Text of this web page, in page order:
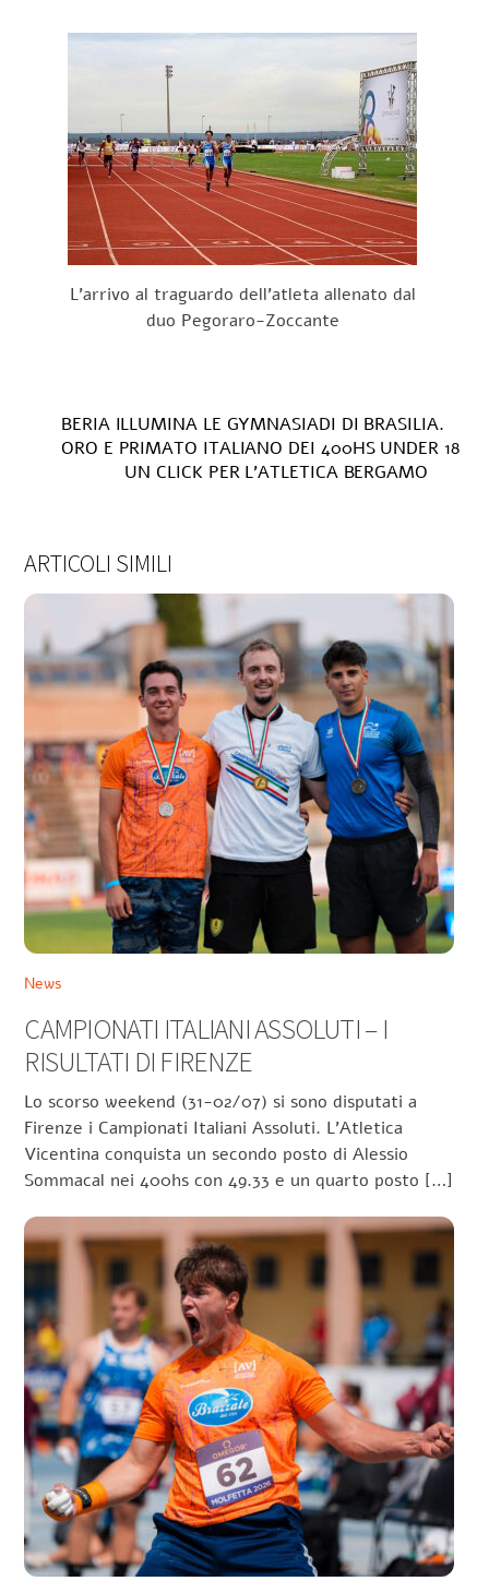
L’arrivo al traguardo dell’atleta allenato dal
duo Pegoraro-Zoccante
BERIA ILLUMINA LE GYMNASIADI DI BRASILIA.
ORO E PRIMATO ITALIANO DEI 400HS UNDER 18
UN CLICK PER L’ATLETICA BERGAMO
ARTICOLI SIMILI
News
CAMPIONATI ITALIANI ASSOLUTI – I
RISULTATI DI FIRENZE
Lo scorso weekend (31-02/07) si sono disputati a
Firenze i Campionati Italiani Assoluti. L’Atletica
Vicentina conquista un secondo posto di Alessio
Sommacal nei 400hs con 49.33 e un quarto posto […]